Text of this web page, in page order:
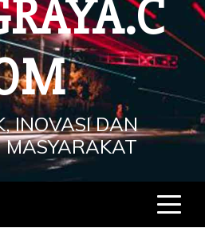
INOVASI DAN
MASYARAKAT